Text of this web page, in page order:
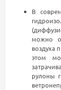
В
можно
воздуха
этом
рулоны